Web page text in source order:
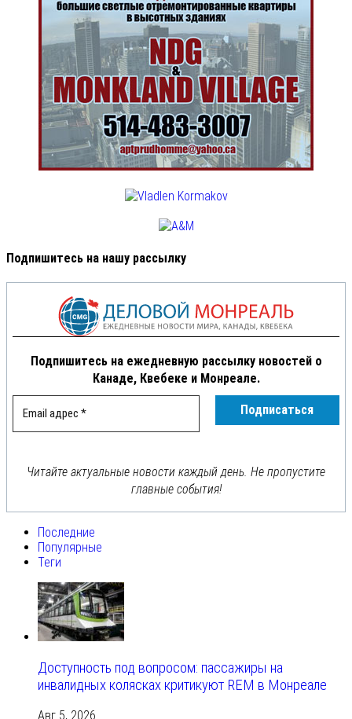
Подпишитесь на нашу рассылку
Подпишитесь на ежедневную рассылку новостей о
Канаде, Квебеке и Монреале.
Читайте актуальные новости каждый день. Не пропустите
главные события!
Последние
Популярные
Теги
Доступность под вопросом: пассажиры на
инвалидных колясках критикуют REM в Монреале
Авг 5, 2026